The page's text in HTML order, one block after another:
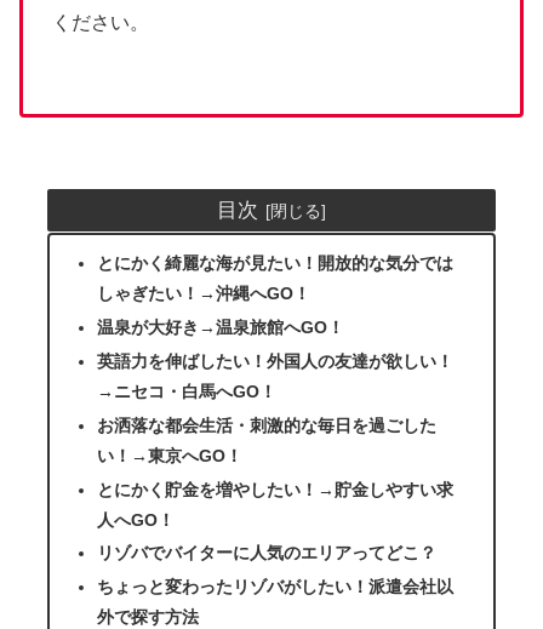
ください。
目次
とにかく綺麗な海が見たい！開放的な気分では
しゃぎたい！→沖縄へGO！
温泉が大好き→温泉旅館へGO！
英語力を伸ばしたい！外国人の友達が欲しい！
→ニセコ・白馬へGO！
お洒落な都会生活・刺激的な毎日を過ごした
い！→東京へGO！
とにかく貯金を増やしたい！→貯金しやすい求
人へGO！
リゾバでバイターに人気のエリアってどこ？
ちょっと変わったリゾバがしたい！派遣会社以
外で探す方法